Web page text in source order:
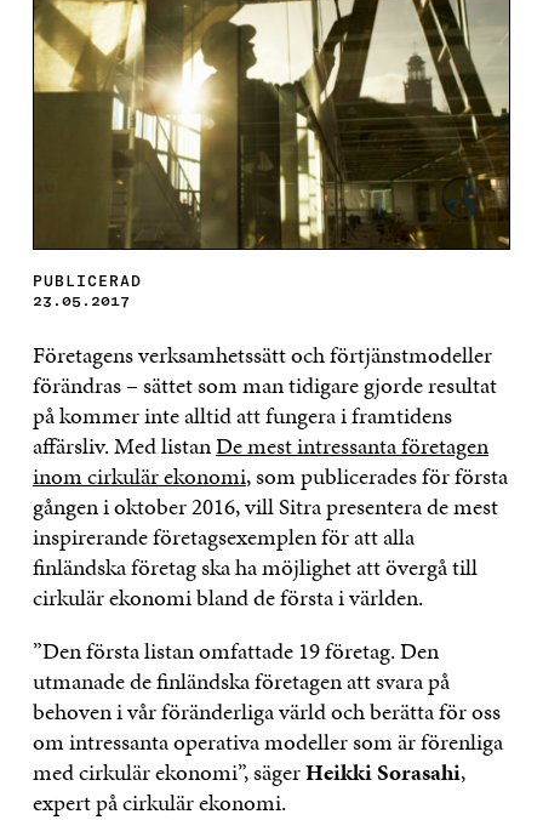
PUBLICERAD
23.05.2017
Företagens verksamhetssätt och förtjänstmodeller
förändras – sättet som man tidigare gjorde resultat
på kommer inte alltid att fungera i framtidens
affärsliv. Med listanDe mest intressanta företagen
inom cirkulär ekonomi, som publicerades för första
gången i oktober 2016, vill Sitra presentera de mest
inspirerande företagsexemplen för att alla
finländska företag ska ha möjlighet att övergå till
cirkulär ekonomi bland de första i världen.
”Den första listan omfattade 19 företag. Den
utmanade de finländska företagen att svara på
behoven i vår föränderliga värld och berätta för oss
om intressanta operativa modeller som är förenliga
med cirkulär ekonomi”, sägerHeikki Sorasahi,
expert på cirkulär ekonomi.